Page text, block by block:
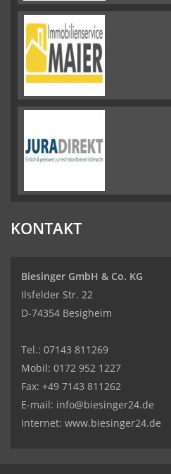
KONTAKT
Biesinger GmbH & Co. KG
Ilsfelder Str. 22
D-74354 Besigheim
Tel.: 07143 811269
Mobil: 0172 952 1227
Fax: +49 7143 811262
E-mail: info@biesinger24.de
Internet: www.biesinger24.de